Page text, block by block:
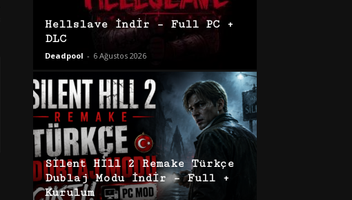
Hellslave İndir – Full PC +
DLC
Deadpool - 6 Ağustos 2026
Silent Hill 2 Remake Türkçe
Dublaj Modu İndir – Full +
Kurulum